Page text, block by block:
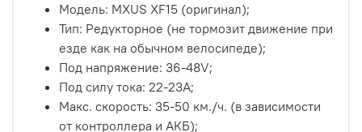
Модель: MXUS XF15 (оригинал);
Тип: Редукторное (не тормозит движение при
езде как на обычном велосипеде);
Под напряжение: 36-48V;
Под силу тока: 22-23А;
Макс. скорость: 35-50 км./ч. (в зависимости
от контроллера и АКБ);